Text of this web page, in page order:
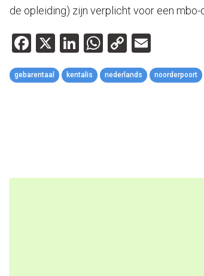
de opleiding) zijn verplicht voor een
Facebook
X LinkedIn
WhatsApp
Copy
Link
gebarentaal kentalis nederlands noorderpoort